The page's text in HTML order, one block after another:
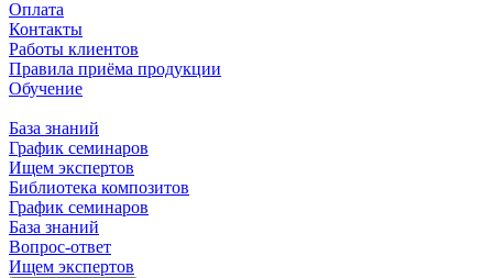
Оплата
Контакты
Работы клиентов
Правила приёма продукции
Обучение
База знаний
График семинаров
Ищем экспертов
Библиотека композитов
График семинаров
База знаний
Вопрос-ответ
Ищем экспертов